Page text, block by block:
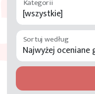
Kategorii
Sortuj według